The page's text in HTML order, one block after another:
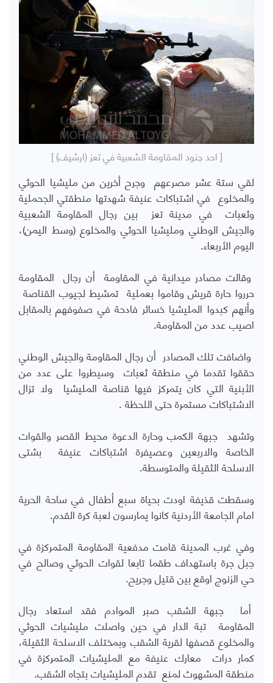
[ احد جنود المقاومة الشعبية في تعز (ارشيف) ]
لقي ستة عشر مصرعهم وجرح أخرين من مليشيا الحوثي
والمخلوع في اشتباكات عنيفة شهدتها منطقتي الجحملية
وثعبات في مدينة تعز بين رجال المقاومة الشعبية
والجيش الوطني ومليشيا الحوثي والمخلوع (وسط اليمن)،
اليوم الأربعاء.
وقالت مصادر ميدانية في المقاومة أن رجال المقاومة
حرروا حارة قريش وقاموا بعملية تمشيط لجيوب القناصة
وأنهم كبدوا المليشيا خسائر فادحة في صفوفهم بالمقابل
اصيب عدد من المقاومة.
واضافت تلك المصادر أن رجال المقاومة والجيش الوطني
حققوا تقدما في منطقة ثعبات وسيطروا على عدد من
الأبنية التي كان يتمركز فيها قناصة المليشيا ولا تزال
الاشتباكات مستمرة حتى اللحظة .
وتشهد جبهة الكمب وحارة الدعوة محيط القصر والقوات
الخاصة والاربعين وعصيفرة اشتباكات عنيفة بشتى
الاسلحة الثقيلة والمتوسطة.
وسقطت قذيفة اودت بحياة سبع أطفال في ساحة الحرية
امام الجامعة الأردنية كانوا يمارسون لعبة كرة القدم.
وفي غرب المدينة قامت مدفعية المقاومة المتمركزة في
جبل جرة باستهداف طقما تابعا لقوات الحوثي وصالح في
حي الزنوج اوقع بين قتيل وجريح.
أما جبهة الشقب صبر الموادم فقد استعاد رجال
المقاومة تبة الدار في حين واصلت مليشيات الحوثي
والمخلوع قصفها لقرية الشقب وبمختلف الاسلحة الثقيلة،
كمار درات معارك عنيفة مع المليشيات المتمركزة في
منطقة المشهوث لمنع تقدم المليشيات بتجاه الشقب.